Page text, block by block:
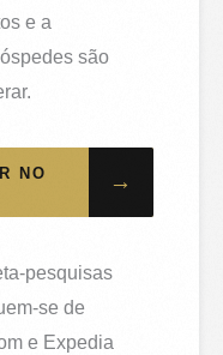
e a
são
NO
→
pesquisas
se de
e Expedia